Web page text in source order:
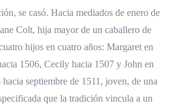
se casó. Hacia mediados de enero de
Colt, hija mayor de un caballero de
hijos en cuatro años: Margaret en
1506, Cecily hacia 1507 y John en
septiembre de 1511, joven, de una
que la tradición vincula a un